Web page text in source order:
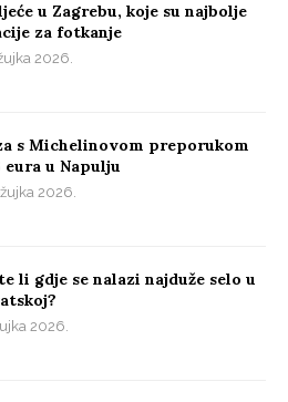
u Zagrebu, koje su najbolje
za fotkanje
2026.
s Michelinovom preporukom
eura u Napulju
2026.
li gdje se nalazi najduže selo u
2026.